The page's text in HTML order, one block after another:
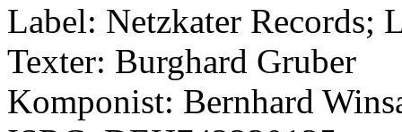
Label: Netzkater Records;
Texter: Burghard Gruber
Komponist: Bernhard